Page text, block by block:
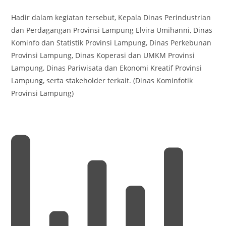
Hadir dalam kegiatan tersebut, Kepala Dinas Perindustrian
dan Perdagangan Provinsi Lampung Elvira Umihanni, Dinas
Kominfo dan Statistik Provinsi Lampung, Dinas Perkebunan
Provinsi Lampung, Dinas Koperasi dan UMKM Provinsi
Lampung, Dinas Pariwisata dan Ekonomi Kreatif Provinsi
Lampung, serta stakeholder terkait. (Dinas Kominfotik
Provinsi Lampung)